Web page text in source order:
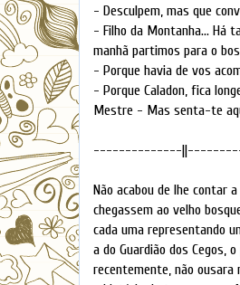
- Desculpem, mas que
- Filho da Montanha... Há
manhã partimos para o
- Porque havia de vos
- Porque Caladon, fica
Mestre - Mas senta-te
--------------
Não acabou de lhe contar
chegassem ao velho
cada uma representando
a do Guardião dos Cegos,
recentemente, não ousara